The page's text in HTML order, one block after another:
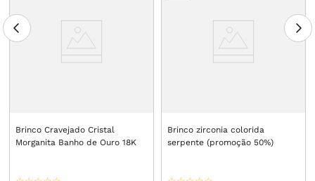
Brinco Cravejado Cristal
Morganita Banho de Ouro 18K
Brinco zirconia colorida
serpente (promoção 50%)